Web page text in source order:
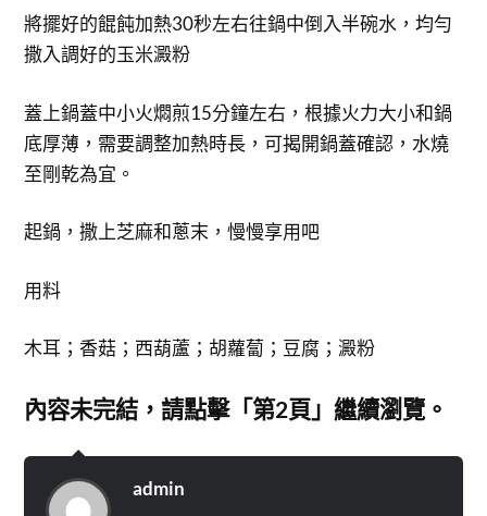
將擺好的餛飩加熱30秒左右往鍋中倒入半碗水，均勻
撒入調好的玉米澱粉
蓋上鍋蓋中小火燜煎15分鐘左右，根據火力大小和鍋
底厚薄，需要調整加熱時長，可揭開鍋蓋確認，水燒
至剛乾為宜。
起鍋，撒上芝麻和蔥末，慢慢享用吧
用料
木耳；香菇；西葫蘆；胡蘿蔔；豆腐；澱粉
內容未完結，請點擊「第2頁」繼續瀏覽。
admin